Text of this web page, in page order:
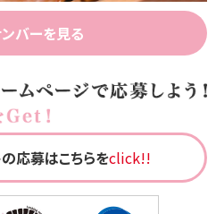
Video
バーを見る
応募はこちらをclick!!